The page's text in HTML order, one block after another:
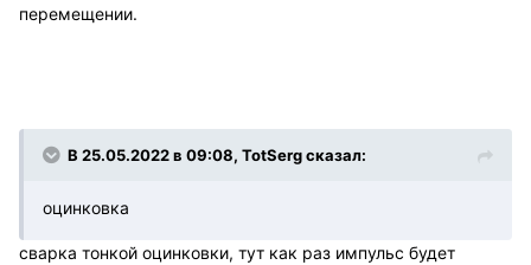
перемещении.
В 25.05.2022 в 09:08, TotSerg сказал:
оцинковка
сварка тонкой оцинковки, тут как раз импульс будет